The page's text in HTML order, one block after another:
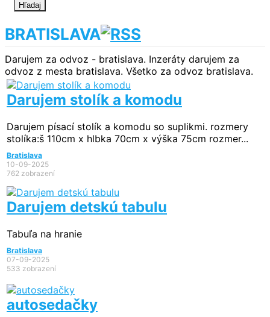
Hľadaj
BRATISLAVA
Darujem za odvoz - bratislava. Inzeráty darujem za
odvoz z mesta bratislava. Všetko za odvoz bratislava.
Darujem stolík a komodu
Darujem písací stolík a komodu so suplikmi. rozmery
stolíka:š 110cm x hlbka 70cm x výška 75cm rozmer...
Bratislava
10-09-2025
762 zobrazení
Darujem detskú tabulu
Tabuľa na hranie
Bratislava
07-09-2025
533 zobrazení
autosedačky